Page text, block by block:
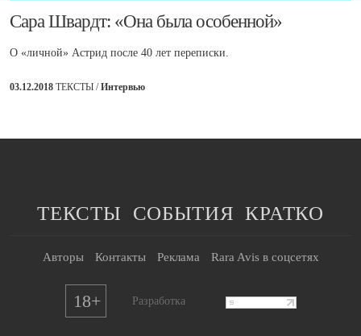
​Сара Швардт: «Она была особенной»
О «личной» Астрид после 40 лет переписки.
03.12.2018 ТЕКСТЫ /Интервью
ТЕКСТЫ СОБЫТИЯ КРАТКО
Авторы Контакты Реклама Rara Avis в соцсетях
18+ Разработка